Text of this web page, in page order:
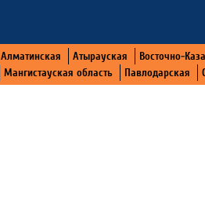
Алматинская Атырауская Восточно-
Мангистауская область Павлодарская